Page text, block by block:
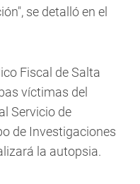
se detalló en el
Fiscal de Salta
víctimas del
Servicio de
de Investigaciones
la autopsia.